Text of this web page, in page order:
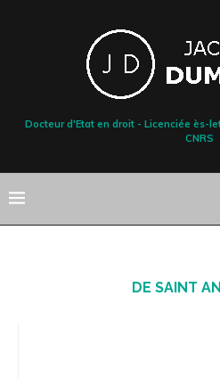
Docteur d'Etat en droit - Licenciée ès-
CNRS
DE SAINT